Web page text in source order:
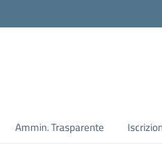
Ammin. Trasparente